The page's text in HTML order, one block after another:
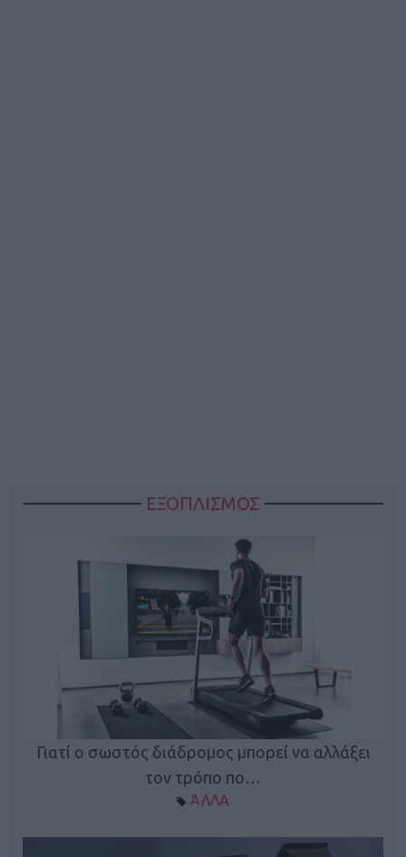
ΕΞΟΠΛΙΣΜΟΣ
Γιατί ο σωστός διάδρομος μπορεί να αλλάξει
τον τρόπο πο…
ΆΛΛΑ